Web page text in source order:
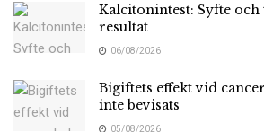
Kalcitonintest: Syfte
resultat
06/08/2026
Bigiftets effekt vid
inte bevisats
05/08/2026